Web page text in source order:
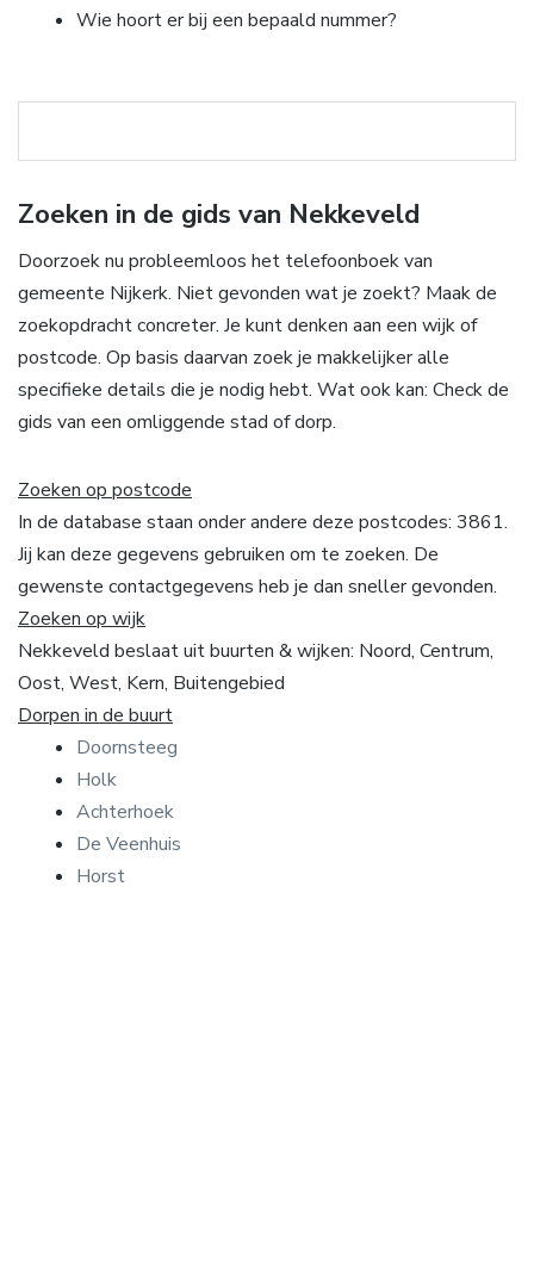
Wie hoort er bij een bepaald nummer?
Zoeken in de gids van Nekkeveld
Doorzoek nu probleemloos het telefoonboek van
gemeente Nijkerk. Niet gevonden wat je zoekt? Maak de
zoekopdracht concreter. Je kunt denken aan een wijk of
postcode. Op basis daarvan zoek je makkelijker alle
specifieke details die je nodig hebt. Wat ook kan: Check de
gids van een omliggende stad of dorp.
Zoeken op postcode
In de database staan onder andere deze postcodes: 3861.
Jij kan deze gegevens gebruiken om te zoeken. De
gewenste contactgegevens heb je dan sneller gevonden.
Zoeken op wijk
Nekkeveld beslaat uit buurten & wijken: Noord, Centrum,
Oost, West, Kern, Buitengebied
Dorpen in de buurt
Doornsteeg
Holk
Achterhoek
De Veenhuis
Horst